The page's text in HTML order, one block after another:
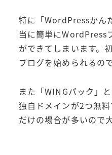
特に「WordPressかん
当に簡単にWordPress
ができてしまいます。
ブログを始められるの
また「WINGパック」
独自ドメインが2つ無
だけの場合が多いので